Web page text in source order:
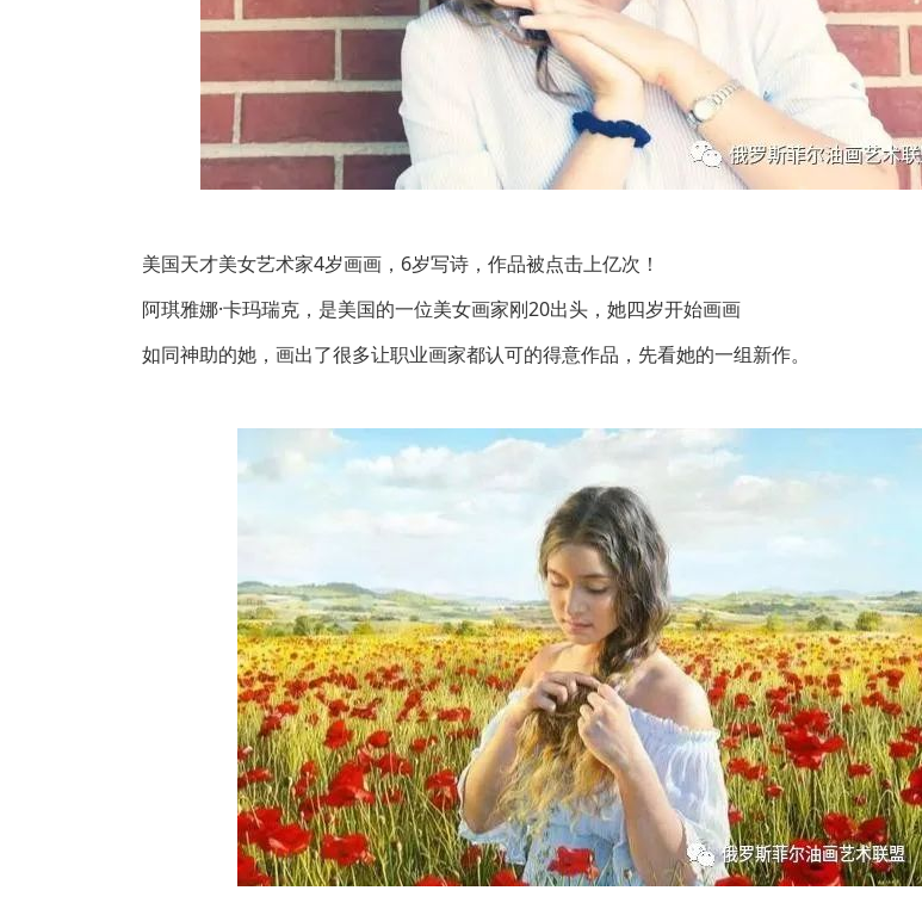
美国天才美女艺术家4岁画画，6岁写诗，作品被点击上亿次！
阿琪雅娜·卡玛瑞克，是美国的一位美女画家刚20出头，她四岁开始画画
如同神助的她，画出了很多让职业画家都认可的得意作品，先看她的一组新作。